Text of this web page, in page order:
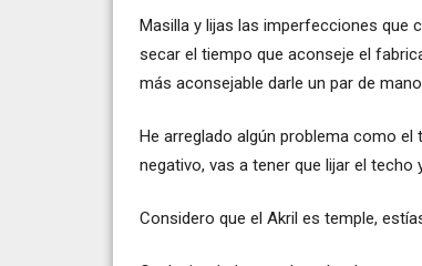
Masilla y lijas las imperfecciones que
secar el tiempo que aconseje el
más aconsejable darle un par de
He arreglado algún problema como
negativo, vas a tener que lijar el
Considero que el Akril es temple,